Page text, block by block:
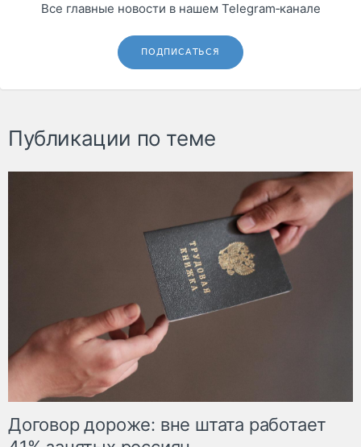
Все главные новости в нашем Telegram‑канале
ПОДПИСАТЬСЯ
Публикации по теме
Договор дороже: вне штата работает